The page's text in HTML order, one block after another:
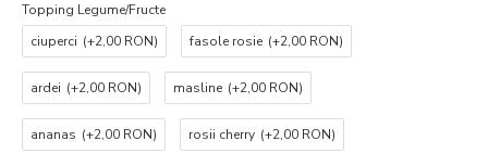
Topping Legume/Fructe
ciuperci (+2,00 RON) fasole rosie (+2,00 RON)
ardei (+2,00 RON) masline (+2,00 RON)
ananas (+2,00 RON) rosii cherry (+2,00 RON)